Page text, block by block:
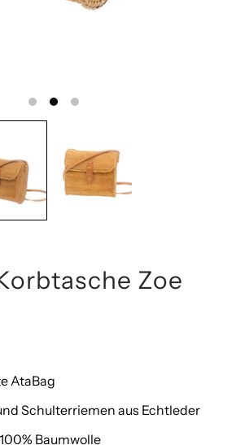
Zoe
AtaBag
Schulterriemen aus Echtleder
Baumwolle